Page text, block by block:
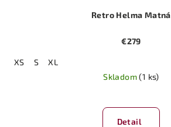
Retro Helma Matná
€279
XS S
XL
Skladom(1 ks)
Detail